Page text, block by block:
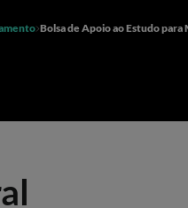
Bolsa de Apoio ao Estudo para